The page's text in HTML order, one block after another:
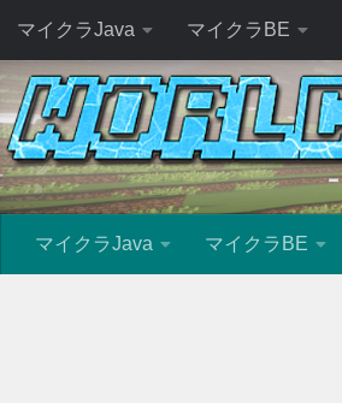
マイクラJava マイクラBE
マイクラJava マイクラBE